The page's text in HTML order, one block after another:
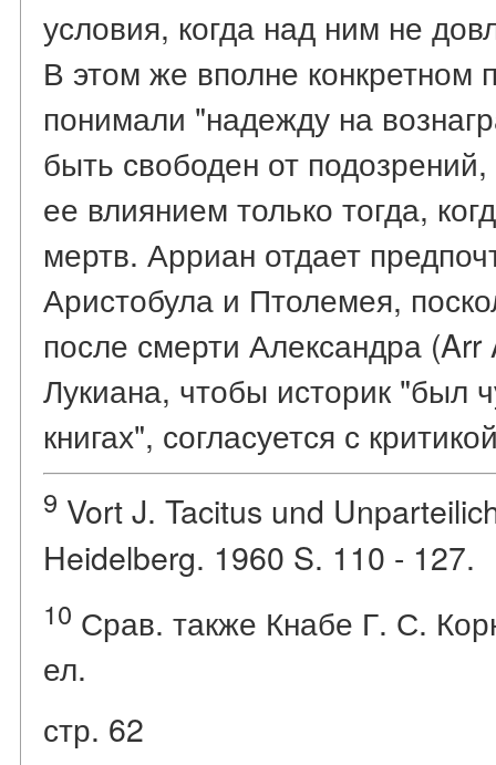
условия, когда над ним не
В этом же вполне конкретном
понимали "надежду на
быть свободен от
ее влиянием только тогда,
мертв. Арриан отдает
Аристобула и Птолемея,
после смерти Александра
Лукиана, чтобы историк "был
книгах", согласуется с
9 Vort J. Tacitus und
Heidelberg. 1960 S. 110 - 127.
10 Срав. также Кнабе Г. С.
ел.
стр. 62